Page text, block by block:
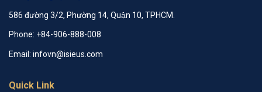
586 đường 3/2, Phường 14, Quận 10, TPHCM.
Phone: +84-906-888-008
Email: infovn@isieus.com
Quick Link